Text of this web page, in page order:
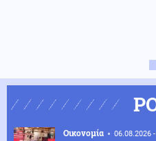
Οικονομία 06.08.2026